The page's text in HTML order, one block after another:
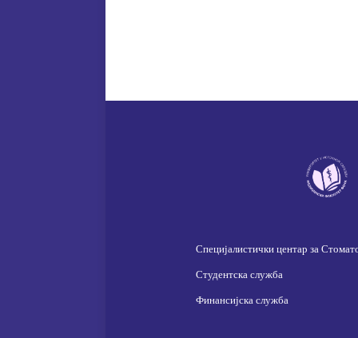
Специјалистички центар за
Студентска служба
Финансијска служба